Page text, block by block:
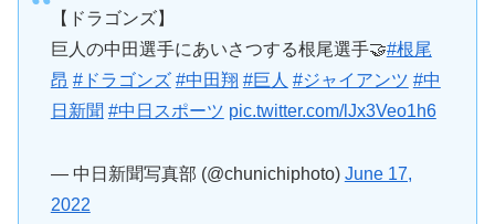
【ドラゴンズ】
巨人の中田選手にあいさつする根尾選手🤝#根尾
昂 #ドラゴンズ #中田翔 #巨人 #ジャイアンツ #中
日新聞 #中日スポーツ pic.twitter.com/lJx3Veo1h6
— 中日新聞写真部 (@chunichiphoto) June 17,
2022